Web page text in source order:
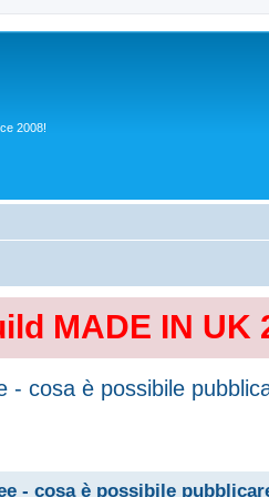
2008!
MADE IN UK
- cosa è possibile
- cosa è possibile